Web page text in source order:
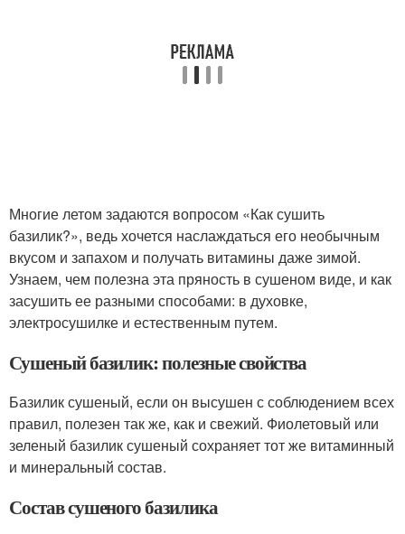
Многие летом задаются вопросом «Как сушить
базилик?», ведь хочется наслаждаться его необычным
вкусом и запахом и получать витамины даже зимой.
Узнаем, чем полезна эта пряность в сушеном виде, и как
засушить ее разными способами: в духовке,
электросушилке и естественным путем.
Сушеный базилик: полезные свойства
Базилик сушеный, если он высушен с соблюдением всех
правил, полезен так же, как и свежий. Фиолетовый или
зеленый базилик сушеный сохраняет тот же витаминный
и минеральный состав.
Состав сушеного базилика